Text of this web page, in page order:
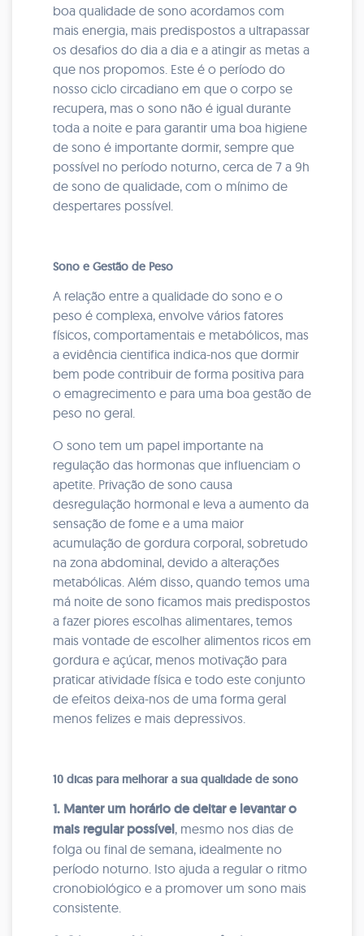
boa qualidade de sono acordamos com
mais energia, mais predispostos a ultrapassar
os desafios do dia a dia e a atingir as metas a
que nos propomos. Este é o período do
nosso ciclo circadiano em que o corpo se
recupera, mas o sono não é igual durante
toda a noite e para garantir uma boa higiene
de sono é importante dormir, sempre que
possível no período noturno, cerca de 7 a 9h
de sono de qualidade, com o mínimo de
despertares possível.
Sono e Gestão de Peso
A relação entre a qualidade do sono e o
peso é complexa, envolve vários fatores
físicos, comportamentais e metabólicos, mas
a evidência cientifica indica-nos que dormir
bem pode contribuir de forma positiva para
o emagrecimento e para uma boa gestão de
peso no geral.
O sono tem um papel importante na
regulação das hormonas que influenciam o
apetite. Privação de sono causa
desregulação hormonal e leva a aumento da
sensação de fome e a uma maior
acumulação de gordura corporal, sobretudo
na zona abdominal, devido a alterações
metabólicas. Além disso, quando temos uma
má noite de sono ficamos mais predispostos
a fazer piores escolhas alimentares, temos
mais vontade de escolher alimentos ricos em
gordura e açúcar, menos motivação para
praticar atividade física e todo este conjunto
de efeitos deixa-nos de uma forma geral
menos felizes e mais depressivos.
10 dicas para melhorar a sua qualidade de sono
1. Manter um horário de deitar e levantar o
mais regular possível, mesmo nos dias de
folga ou final de semana, idealmente no
período noturno. Isto ajuda a regular o ritmo
cronobiológico e a promover um sono mais
consistente.